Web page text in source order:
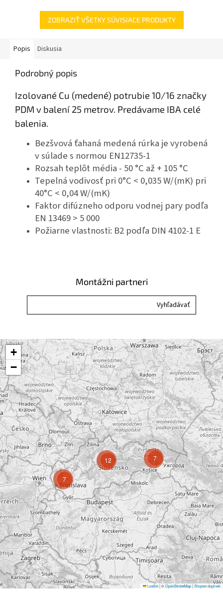
ZOBRAZIŤ VŠETKY SÚVISIACE PRODUKTY
Popis Diskusia
Podrobný popis
Izolované Cu (medené) potrubie 10/16 značky
PDM v balení 25 metrov. Predávame IBA celé
balenia.
Bezšvová ťahaná medená rúrka je vyrobená
v súlade s normou EN12735-1
Rozsah teplôt média - 50 °C až + 105 °C
Tepelná vodivosť pri 0°C < 0,035 W/(mK) pri
40°C < 0,04 W/(mK)
Faktor difúzneho odporu vodnej pary podľa
EN 13469 > 5 000
Požiarne vlastnosti: B2 podľa DIN 4102-1 E
Montážni partneri
7
7
12
+
−
Leaflet|©OpenStreetMap|Shoptet doplnek